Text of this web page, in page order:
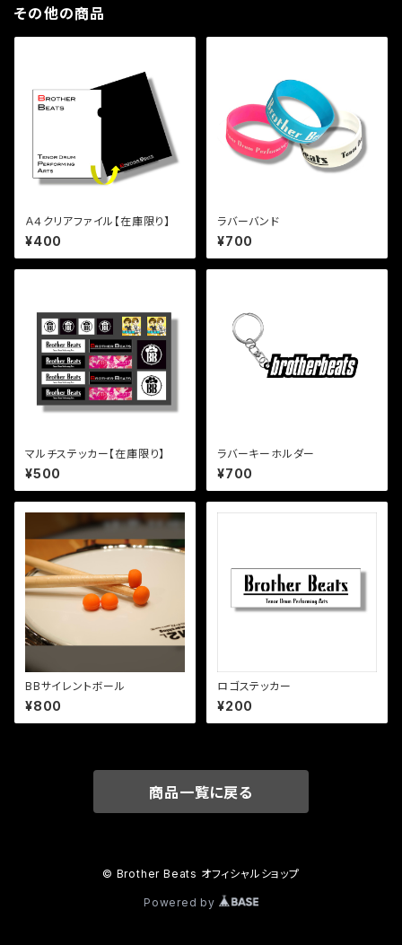
その他の商品
Ａ４クリアファイル【在庫限り】
¥400
ラバーバンド
¥700
マルチステッカー【在庫限り】
¥500
ラバーキーホルダー
¥700
BBサイレントボール
¥800
ロゴステッカー
¥200
商品一覧に戻る
© Brother Beats オフィシャルショップ
Powered by